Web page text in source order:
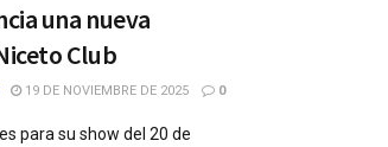
una nueva
Club
19 DE NOVIEMBRE DE 2025 0
para su show del 20 de